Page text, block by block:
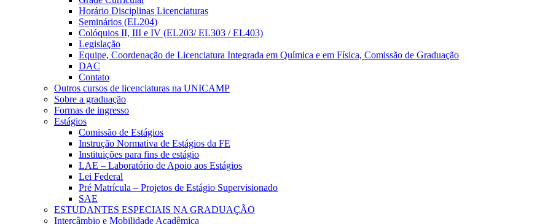
Horário Disciplinas Licenciaturas
Seminários (EL204)
Colóquios II, III e IV (EL203/ EL303 / EL403)
Legislação
Equipe, Coordenação de Licenciatura Integrada em Química e em Física, Comissão de Graduação
DAC
Contato
Outros cursos de licenciaturas na UNICAMP
Sobre a graduação
Formas de ingresso
Estágios
Comissão de Estágios
Instrução Normativa de Estágios da FE
Instituições para fins de estágio
LAE – Laboratório de Apoio aos Estágios
Lei Federal
Pré Matrícula – Projetos de Estágio Supervisionado
SAE
ESTUDANTES ESPECIAIS NA GRADUAÇÃO
Intercâmbio e Mobilidade Acadêmica